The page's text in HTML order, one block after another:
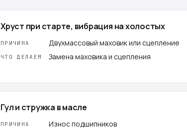
Хруст при старте, вибрация на холостых
ПРИЧИНА Двухмассовый маховик или сцепление
ЧТО ДЕЛАЕМ Замена маховика и сцепления
Гул и стружка в масле
ПРИЧИНА Износ подшипников